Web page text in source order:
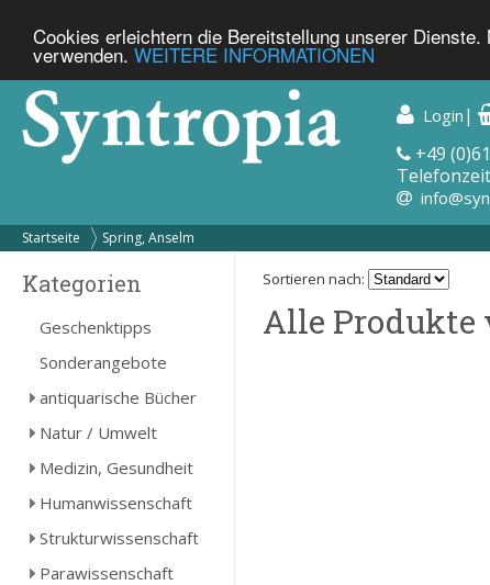
Cookies erleichtern die Bereitstellung unserer
verwenden. WEITERE INFORMATIONEN
Login |
+49
Startseite Spring, Anselm
Kategorien
Geschenktipps
Sonderangebote
antiquarische Bücher
Natur / Umwelt
Medizin, Gesundheit
Humanwissenschaft
Strukturwissenschaft
Parawissenschaft
Sortieren nach:
Alle Produkte